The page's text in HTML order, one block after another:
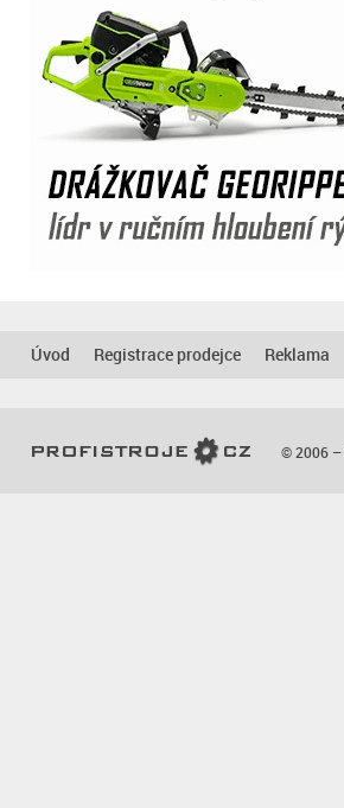
Úvod Registrace prodejce Reklama
© 2006 –